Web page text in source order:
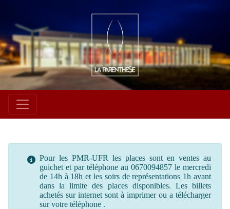
Pour les PMR-UFR les places sont en ventes au
guichet et par téléphone au 0670094857 le mercredi
de 14h à 18h et les soirs de représentations 1h avant
dans la limite des places disponibles. Les billets
achetés sur internet sont à imprimer ou a télécharger
sur votre téléphone .